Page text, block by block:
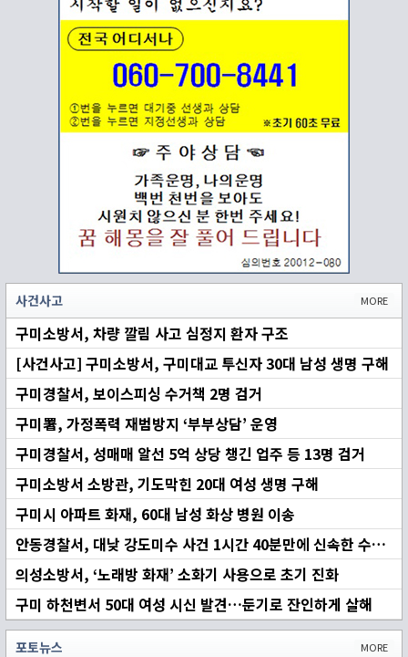
MORE
사건사고
구미소방서, 차량 깔림 사고 심정지 환자 구조
[사건사고] 구미소방서, 구미대교 투신자 30대 남성 생명 구해
구미경찰서, 보이스피싱 수거책 2명 검거
구미署, 가정폭력 재범방지 ‘부부상담’ 운영
구미경찰서, 성매매 알선 5억 상당 챙긴 업주 등 13명 검거
구미소방서 소방관, 기도막힌 20대 여성 생명 구해
구미시 아파트 화재, 60대 남성 화상 병원 이송
안동경찰서, 대낮 강도미수 사건 1시간 40분만에 신속한 수사로 조기 검거
의성소방서, ‘노래방 화재’ 소화기 사용으로 초기 진화
구미 하천변서 50대 여성 시신 발견…둔기로 잔인하게 살해
MORE
포토뉴스